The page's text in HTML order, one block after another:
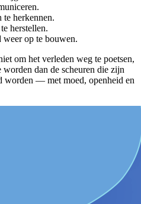
te herkennen.
herstellen.
weer op te bouwen.
om het verleden weg te poetsen,
dan de scheuren die zijn
worden — met moed, openheid en